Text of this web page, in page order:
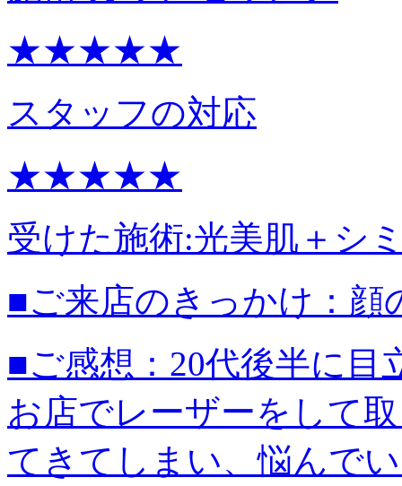
★★★★★
スタッフの対応
★★★★★
受けた施術:光美肌＋シ
■ご来店のきっかけ： 顔
■ご感想： 20代後半に目
お店でレーザーをして
てきてしまい、悩んで